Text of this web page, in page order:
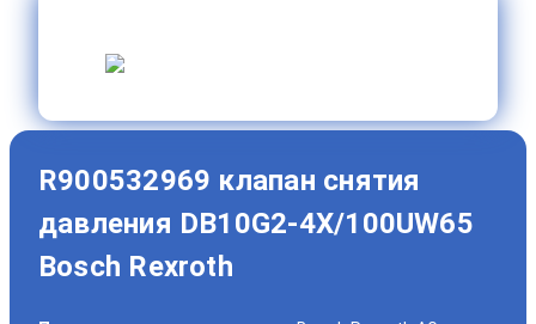
R900532969 клапан снятия
давления DB10G2-4X/100UW65
Bosch Rexroth